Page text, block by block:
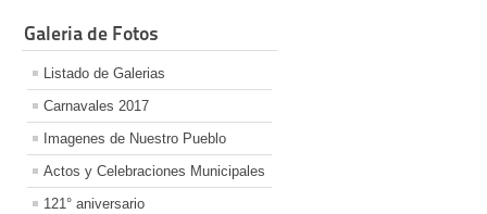
Galeria de Fotos
Listado de Galerias
Carnavales 2017
Imagenes de Nuestro Pueblo
Actos y Celebraciones Municipales
121° aniversario